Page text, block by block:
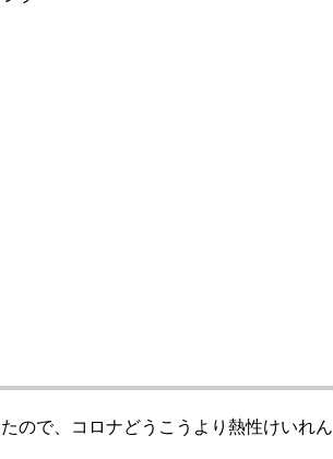
ので、コロナどうこうより熱性けいれん